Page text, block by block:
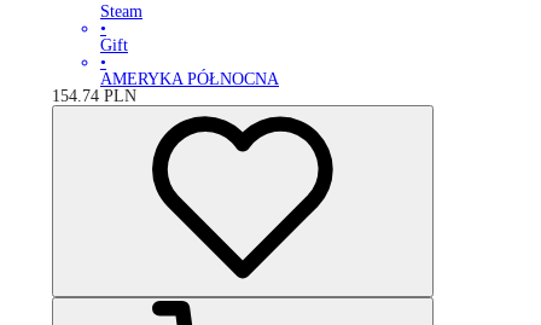
Steam
•
Gift
•
AMERYKA PÓŁNOCNA
154.74 PLN